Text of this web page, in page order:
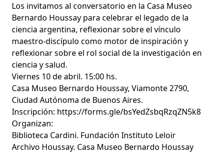
Los invitamos al conversatorio en la Casa Museo
Bernardo Houssay para celebrar el legado de la
ciencia argentina, reflexionar sobre el vínculo
maestro-discípulo como motor de inspiración y
reflexionar sobre el rol social de la investigación en
ciencia y salud.
Viernes 10 de abril. 15:00 hs.
Casa Museo Bernardo Houssay, Viamonte 2790,
Ciudad Autónoma de Buenos Aires.
Inscripción: https://forms.gle/bsYedZsbqRzqZN5k8
Organizan:
Biblioteca Cardini. Fundación Instituto Leloir
Archivo Houssay. Casa Museo Bernardo Houssay